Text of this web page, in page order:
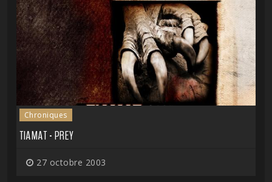
Chroniques
TIAMAT - PREY
27 octobre 2003